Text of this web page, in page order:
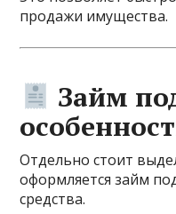
продажи имущества.
Займ
Отдельно стоит
оформляется займ
средства.